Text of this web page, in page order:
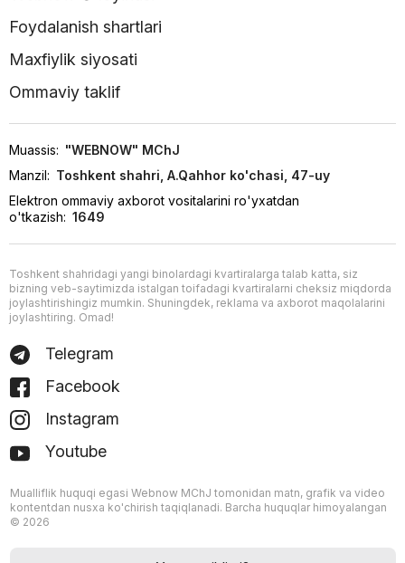
Foydalanish shartlari
Maxfiylik siyosati
Ommaviy taklif
Muassis: "WEBNOW" MChJ
Manzil: Toshkent shahri, A.Qahhor ko'chasi, 47-uy
Elektron ommaviy axborot vositalarini ro'yxatdan
o'tkazish: 1649
Toshkent shahridagi yangi binolardagi kvartiralarga talab katta, siz
bizning veb-saytimizda istalgan toifadagi kvartiralarni cheksiz miqdorda
joylashtirishingiz mumkin. Shuningdek, reklama va axborot maqolalarini
joylashtiring. Omad!
Telegram
Facebook
Instagram
Youtube
Mualliflik huquqi egasi Webnow MChJ tomonidan matn, grafik va video
kontentdan nusxa ko'chirish taqiqlanadi. Barcha huquqlar himoyalangan
© 2026